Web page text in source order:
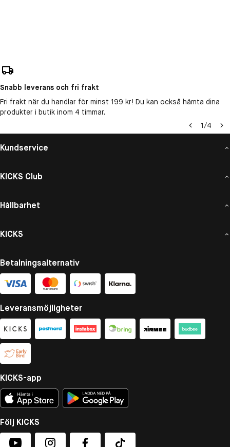
Snabb leverans och fri frakt
Fri frakt när du handlar för minst 199 kr! Du kan också hämta dina
produkter i butik inom 4 timmar.
1/4
Kundservice
KICKS Club
Hållbarhet
KICKS
Betalningsalternativ
Leveransmöjligheter
KICKS-app
Följ KICKS